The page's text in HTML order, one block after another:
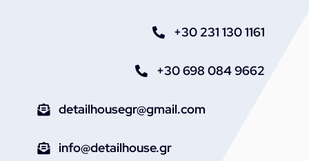
+30 231 130 1161
+30 698 084 9662
detailhousegr@gmail.com
info@detailhouse.gr